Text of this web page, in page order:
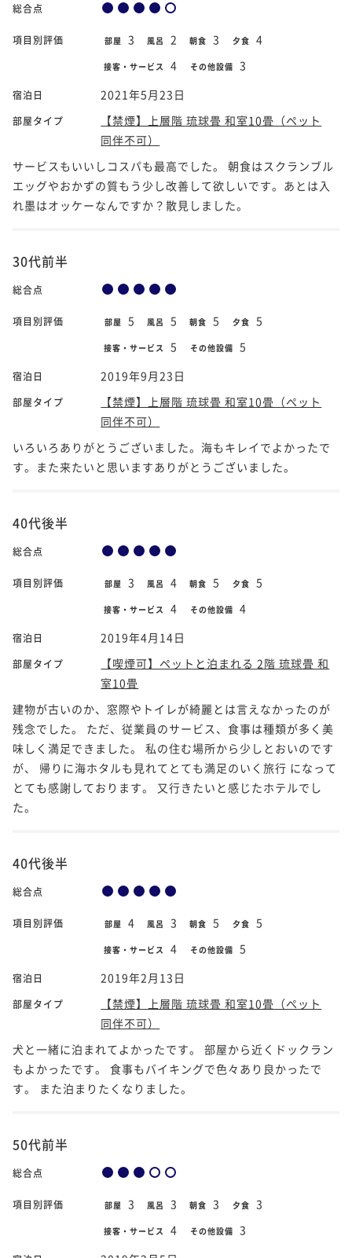
総合点
項目別評価 部屋 3 風呂 2 朝食 3 夕食 4
接客・サービス 4 その他設備 3
宿泊日 2021年5月23日
部屋タイプ
【禁煙】上層階 琉球畳 和室10畳（ペット
同伴不可）
サービスもいいしコスパも最高でした。 朝食はスクランブル
エッグやおかずの質もう少し改善して欲しいです。あとは入
れ墨はオッケーなんですか？散見しました。
30代前半
総合点
項目別評価 部屋 5 風呂 5 朝食 5 夕食 5
接客・サービス 5 その他設備 5
宿泊日 2019年9月23日
部屋タイプ
【禁煙】上層階 琉球畳 和室10畳（ペット
同伴不可）
いろいろありがとうございました。海もキレイでよかったで
す。また来たいと思いますありがとうございました。
40代後半
総合点
項目別評価 部屋 3 風呂 4 朝食 5 夕食 5
接客・サービス 4 その他設備 4
宿泊日 2019年4月14日
部屋タイプ
【喫煙可】ペットと泊まれる 2階 琉球畳 和
室10畳
建物が古いのか、窓際やトイレが綺麗とは言えなかったのが
残念でした。 ただ、従業員のサービス、食事は種類が多く美
味しく満足できました。 私の住む場所から少しとおいのです
が、 帰りに海ホタルも見れてとても満足のいく旅行 になって
とても感謝しております。 又行きたいと感じたホテルでし
た。
40代後半
総合点
項目別評価 部屋 4 風呂 3 朝食 5 夕食 5
接客・サービス 4 その他設備 5
宿泊日 2019年2月13日
部屋タイプ
【禁煙】上層階 琉球畳 和室10畳（ペット
同伴不可）
犬と一緒に泊まれてよかったです。 部屋から近くドックラン
もよかったです。 食事もバイキングで色々あり良かったで
す。 また泊まりたくなりました。
50代前半
総合点
項目別評価 部屋 3 風呂 3 朝食 3 夕食 3
接客・サービス 4 その他設備 3